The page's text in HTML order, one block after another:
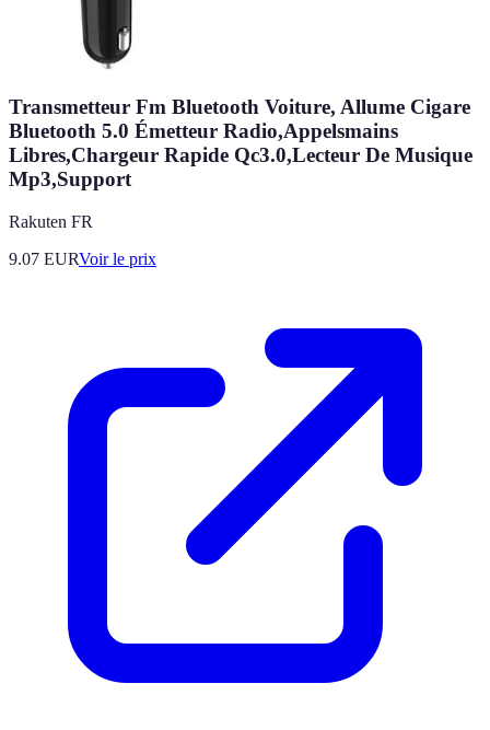
Transmetteur Fm Bluetooth Voiture, Allume Cigare
Bluetooth 5.0 Émetteur Radio,Appelsmains
Libres,Chargeur Rapide Qc3.0,Lecteur De Musique
Mp3,Support
Rakuten FR
9.07 EURVoir le prix